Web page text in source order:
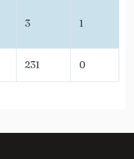
3 1
231 0